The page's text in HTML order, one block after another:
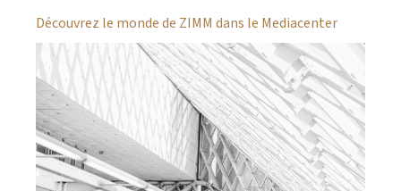
Découvrez le monde de ZIMM dans le Mediacenter